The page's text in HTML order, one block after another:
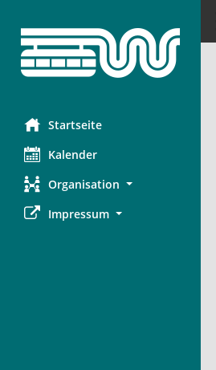
Startseite
Kalender
Organisation
Impressum